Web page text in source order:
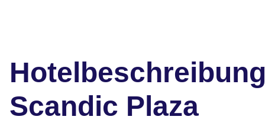
Scandic Plaza